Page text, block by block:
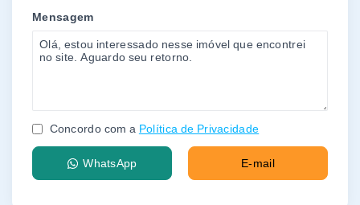
Mensagem
Concordo com a Política de Privacidade
WhatsApp E-mail